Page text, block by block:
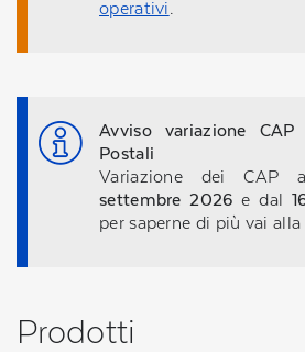
operativi
Avviso variazione
Postali
Variazione dei
settembre 2026 e dal
per saperne di più vai alla
Prodotti